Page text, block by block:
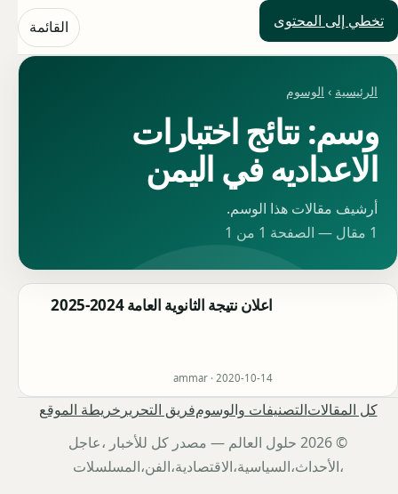
تخطي إلى المحتوى
حلول العالم القائمة
الرئيسية › الوسوم
وسم: نتائج اختبارات
الاعداديه في اليمن
أرشيف مقالات هذا الوسم.
1 مقال — الصفحة 1 من 1
اعلان نتيجة الثانوية العامة 2024-2025
ammar · 2020-10-14
كل المقالاتالتصنيفات والوسومفريق التحرير خريطة الموقع
© 2026 حلول العالم — مصدر كل للأخبار ،عاجل
،الأحداث،السياسية،الاقتصادية،الفن،المسلسلات